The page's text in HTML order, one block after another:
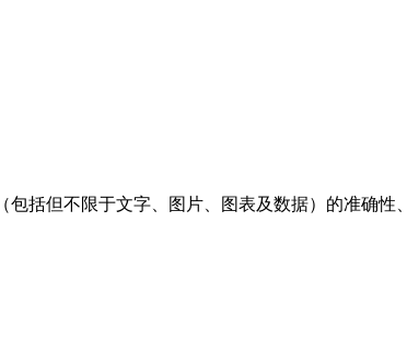
括但不限于文字、图片、图表及数据）的准确性